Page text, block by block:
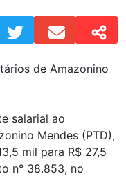
salarial ao
Mendes (PTD),
mil para R$ 27,5
n° 38.853, no